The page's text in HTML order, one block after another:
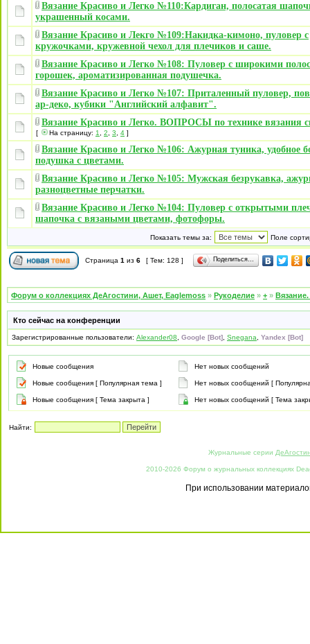
Вязание Красиво и Легко №110:Кардиган, полосатая
украшенный косами.
Вязание Красиво и Лекго №109:Накидка-кимоно, пуловер с
кружочками, кружевной чехол для плечиков и саше.
Вязание Красиво и Легко №108: Пуловер с широкими
горошек, ароматизированная подушечка.
Вязание Красиво и Легко №107: Приталенный пуловер,
ар-деко, кубики "Английский алфавит".
Вязание Красиво и Легко. ВОПРОСЫ по технике вязания
[ На страницу: 1 2 3 4 ]
Вязание Красиво и Легко №106: Ажурная туника, удобное
подушка с цветами.
Вязание Красиво и Легко №105: Мужская безрукавка,
разноцветные перчатки.
Вязание Красиво и Легко №104: Пуловер с открытыми
шапочка с вязаными цветами, фотофоры.
Показать темы за: Поле
Страница 1 из 6 [ Тем: 128 ] Поделиться…
Форум о коллекциях ДеАгостини, Ашет, Eaglemoss » Рукоделие » + »
Кто сейчас на конференции
Зарегистрированные пользователи: Alexander08 Google [Bot] Snegana Yandex [Bot]
Новые сообщения Нет новых сообщений
Новые сообщения [ Популярная тема ] Нет новых сообщений [
Новые сообщения [ Тема закрыта ] Нет новых сообщений [ Тема
Найти:
Журнальные серии
2010-2026 Форум о журнальных коллекциях
При использовании